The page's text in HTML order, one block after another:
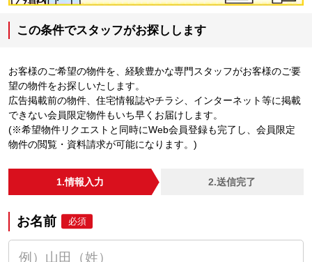
この条件でスタッフがお探しします
お客様のご希望の物件を、経験豊かな専門スタッフがお客様のご要
望の物件をお探しいたします。
広告掲載前の物件、住宅情報誌やチラシ、インターネット等に掲載
できない会員限定物件もいち早くお届けします。
(※希望物件リクエストと同時にWeb会員登録も完了し、会員限定
物件の閲覧・資料請求が可能になります。)
1.情報入力 2.送信完了
お名前 必須